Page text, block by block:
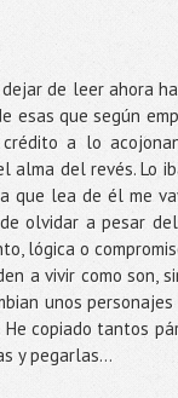
dejar de leer ahora
esas que según
a lo
alma del revés. Lo
que lea de él me
olvidar a pesar
lógica o
a vivir como son,
unos
copiado tantos
y pegarlas…